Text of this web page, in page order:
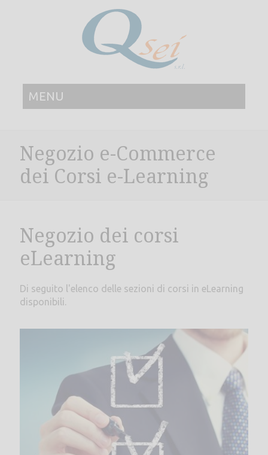
MENU
Negozio e-Commerce
dei Corsi e-Learning
Negozio dei corsi
eLearning
Di seguito l'elenco delle sezioni di corsi in eLearning
disponibili.